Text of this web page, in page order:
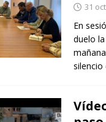
31
En
duelo
silencio